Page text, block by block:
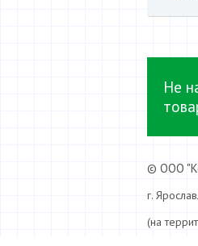
Не
© ООО
г.
(на